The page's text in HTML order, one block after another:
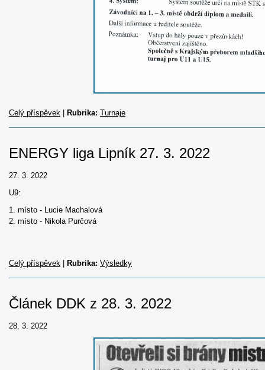
Celý příspěvek Rubrika: Turnaje
ENERGY liga Lipník 27. 3. 2022
27. 3. 2022
U9:
1. místo - Lucie Machalová
2. místo - Nikola Purčová
Celý příspěvek Rubrika: Výsledky
Článek DDK z 28. 3. 2022
28. 3. 2022